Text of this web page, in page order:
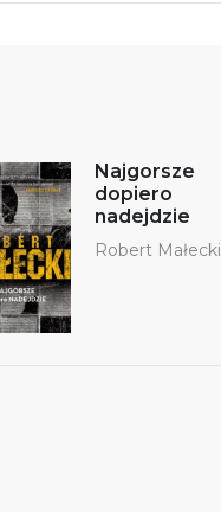
Najgorsze
dopiero
nadejdzie
Robert Małecki